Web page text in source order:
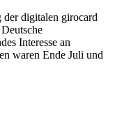
digitalen girocard
Interesse an
waren Ende Juli und